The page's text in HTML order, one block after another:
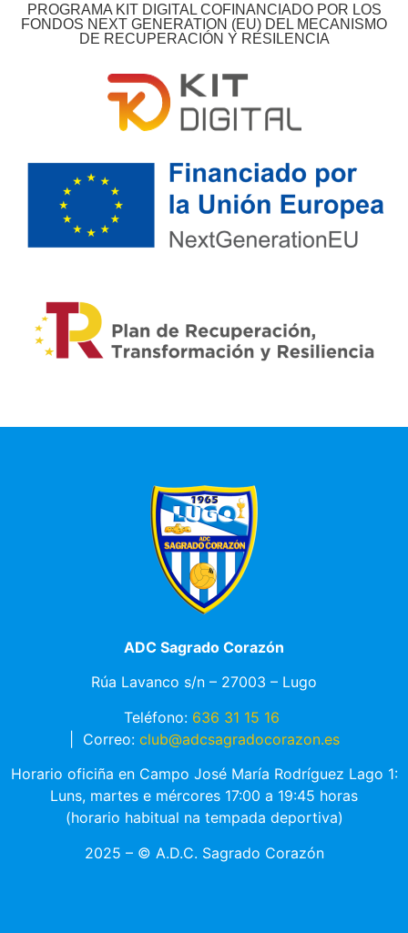
PROGRAMA KIT DIGITAL COFINANCIADO POR LOS
FONDOS NEXT GENERATION (EU) DEL MECANISMO
DE RECUPERACIÓN Y RESILENCIA
ADC Sagrado Corazón
Rúa Lavanco s/n – 27003 – Lugo
Teléfono: 636 31 15 16
Correo: club@adcsagradocorazon.es
Horario oficiña en Campo José María Rodríguez Lago 1:
Luns, martes e mércores 17:00 a 19:45 horas
(horario habitual na tempada deportiva)
2025 – © A.D.C. Sagrado Corazón